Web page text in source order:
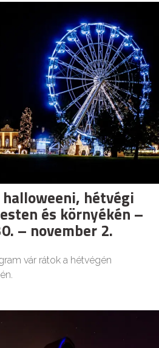
hétvégi
és környékén –
– november 2.
vár rátok a hétvégén